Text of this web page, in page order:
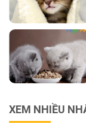
XEM NHIỀU